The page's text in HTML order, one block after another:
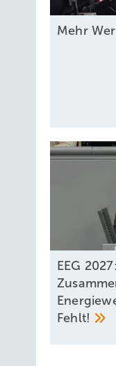
Mehr
EEG
Fehlt!